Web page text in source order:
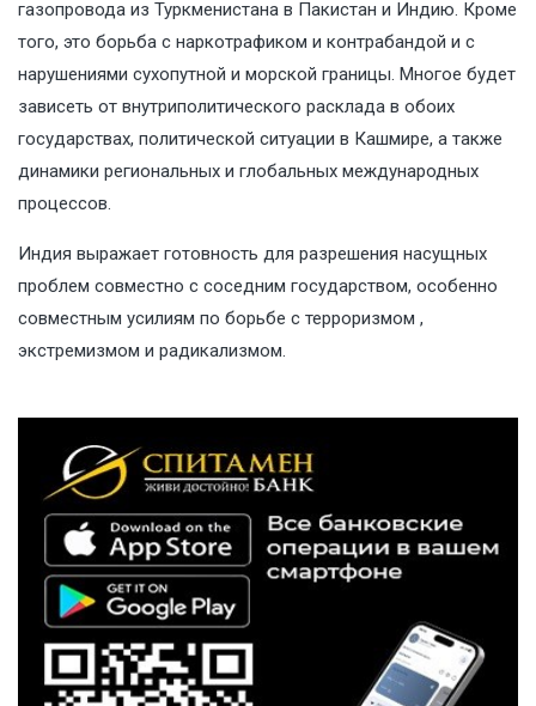
газопровода из Туркменистана в Пакистан и Индию. Кроме
того, это борьба с наркотрафиком и контрабандой и с
нарушениями сухопутной и морской границы. Многое будет
зависеть от внутриполитического расклада в обоих
государствах, политической ситуации в Кашмире, а также
динамики региональных и глобальных международных
процессов.
Индия выражает готовность для разрешения насущных
проблем совместно с соседним государством, особенно
совместным усилиям по борьбе с терроризмом ,
экстремизмом и радикализмом.